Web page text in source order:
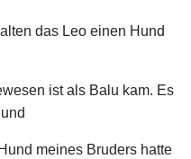
das Leo einen Hund
ist als Balu kam. Es
meines Bruders hatte